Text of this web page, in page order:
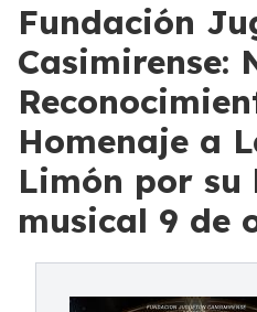
Fundación
Casimirense:
Homenaje a
Limón por su
musical 9 de